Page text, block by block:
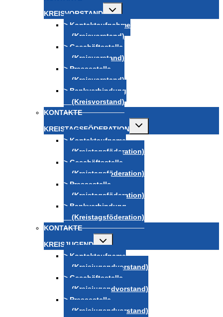
KREISVORSTAND
Untermenü
umschalten
> Kontaktaufnahme
(Kreisvorstand)
> Geschäftsstelle
(Kreisvorstand)
> Pressestelle
(Kreisvorstand)
> Bankverbindung
(Kreisvorstand)
KONTAKTE
KREISTAGSFÖDERATION
Untermenü
> Kontaktaufname
(Kreistagsföderation)
> Geschäftsstelle
(Kreistagsföderation)
> Pressestelle
(Kreistagsföderation)
> Bankverbindung
(Kreistagsföderation)
KONTAKTE
KREISJUGEND
Untermenü
umschalten
> Kontaktaufname
(Kreisjugendvorstand)
> Geschäftsstelle
(Kreisjugendvorstand)
> Pressestelle
(Kreisjugendvorstand)